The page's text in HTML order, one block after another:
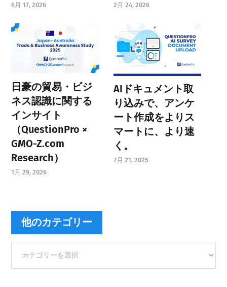
6月 17, 2026 2月 24, 2026
日豪の貿易・ビジ
ネス認識に関する
インサイト
（QuestionPro ×
GMO-Z.com
Research）
1月 29, 2026
AIドキュメント取
り込みで、アンケ
ート作成をよりス
マートに、より速
く。
7月 21, 2025
他のカテゴリー
カ